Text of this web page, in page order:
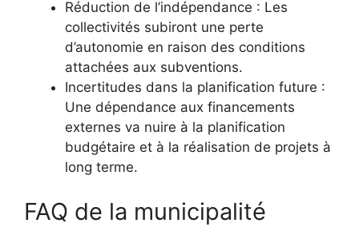
Réduction de l’indépendance : Les
collectivités subiront une perte
d’autonomie en raison des conditions
attachées aux subventions.
Incertitudes dans la planification future :
Une dépendance aux financements
externes va nuire à la planification
budgétaire et à la réalisation de projets à
long terme.
FAQ de la municipalité